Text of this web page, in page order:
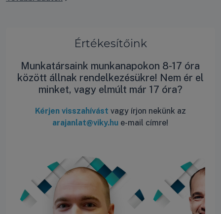
Értékesítőink
Munkatársaink munkanapokon 8-17 óra
között állnak rendelkezésükre! Nem ér el
minket, vagy elmúlt már 17 óra?
Kérjen visszahívást vagy írjon nekünk az
arajanlat@viky.hu e-mail címre!